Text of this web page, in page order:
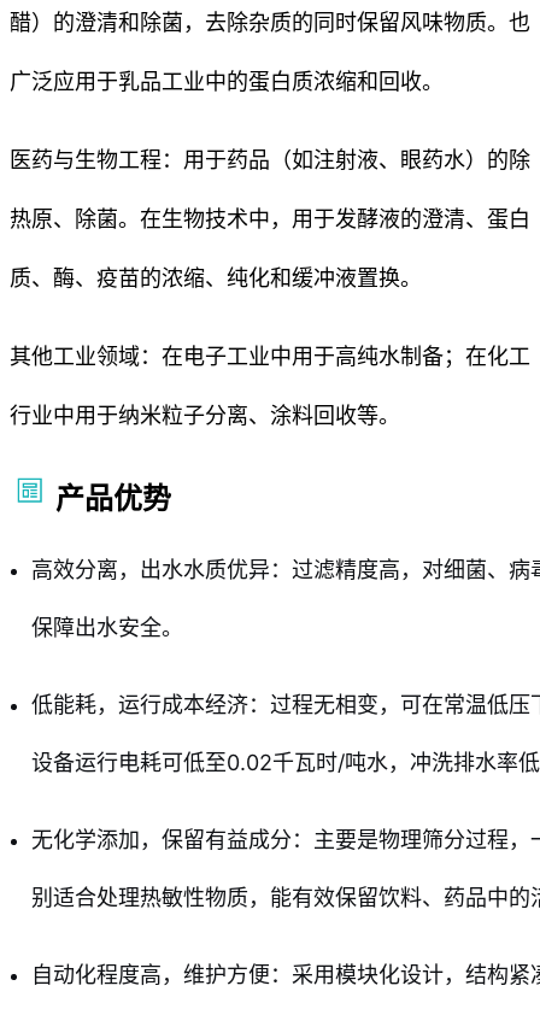
醋）的澄清和除菌，去除杂质的同时保留风味物质。也
广泛应用于乳品工业中的蛋白质浓缩和回收。
医药与生物工程：用于药品（如注射液、眼药水）的除
热原、除菌。在生物技术中，用于发酵液的澄清、蛋白
质、酶、疫苗的浓缩、纯化和缓冲液置换。
其他工业领域：在电子工业中用于高纯水制备；在化工
行业中用于纳米粒子分离、涂料回收等。
产品优势
高效分离，出水水质优异：过滤精度高，对细菌、
保障出水安全。
低能耗，运行成本经济：过程无相变，可在常温低
设备运行电耗可低至0.02千瓦时/吨水，冲洗排水率
无化学添加，保留有益成分：主要是物理筛分过程
别适合处理热敏性物质，能有效保留饮料、药品中的
自动化程度高，维护方便：采用模块化设计，结构